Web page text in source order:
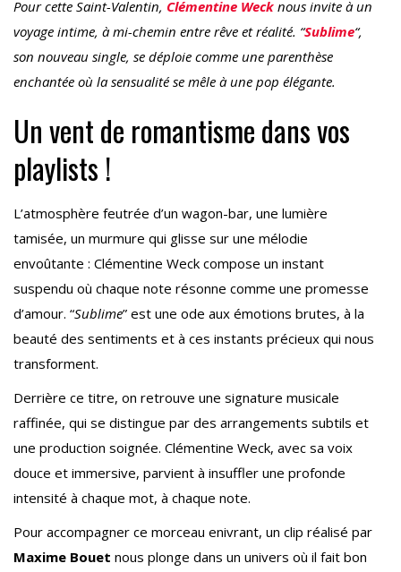
Pour cette Saint-Valentin, Clémentine Weck nous invite à un
voyage intime, à mi-chemin entre rêve et réalité. “Sublime“,
son nouveau single, se déploie comme une parenthèse
enchantée où la sensualité se mêle à une pop élégante.
Un vent de romantisme dans vos
playlists !
L’atmosphère feutrée d’un wagon-bar, une lumière
tamisée, un murmure qui glisse sur une mélodie
envoûtante : Clémentine Weck compose un instant
suspendu où chaque note résonne comme une promesse
d’amour. “Sublime” est une ode aux émotions brutes, à la
beauté des sentiments et à ces instants précieux qui nous
transforment.
Derrière ce titre, on retrouve une signature musicale
raffinée, qui se distingue par des arrangements subtils et
une production soignée. Clémentine Weck, avec sa voix
douce et immersive, parvient à insuffler une profonde
intensité à chaque mot, à chaque note.
Pour accompagner ce morceau enivrant, un clip réalisé par
Maxime Bouet nous plonge dans un univers où il fait bon